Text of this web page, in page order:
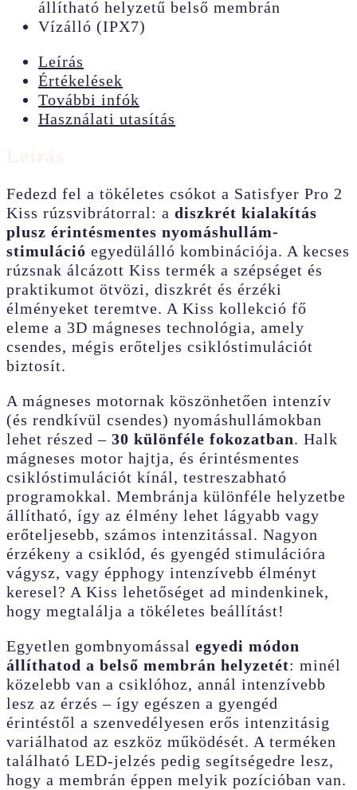
állítható helyzetű belső membrán
Vízálló (IPX7)
Leírás
Értékelések
További infók
Használati utasítás
Fedezd fel a tökéletes csókot a Satisfyer Pro 2
Kiss rúzsvibrátorral: a diszkrét kialakítás
plusz érintésmentes nyomáshullám-
stimuláció egyedülálló kombinációja. A kecses
rúzsnak álcázott Kiss termék a szépséget és
praktikumot ötvözi, diszkrét és érzéki
élményeket teremtve. A Kiss kollekció fő
eleme a 3D mágneses technológia, amely
csendes, mégis erőteljes csiklóstimulációt
biztosít.
A mágneses motornak köszönhetően intenzív
(és rendkívül csendes) nyomáshullámokban
lehet részed – 30 különféle fokozatban. Halk
mágneses motor hajtja, és érintésmentes
csiklóstimulációt kínál, testreszabható
programokkal. Membránja különféle helyzetbe
állítható, így az élmény lehet lágyabb vagy
erőteljesebb, számos intenzitással. Nagyon
érzékeny a csiklód, és gyengéd stimulációra
vágysz, vagy épphogy intenzívebb élményt
keresel? A Kiss lehetőséget ad mindenkinek,
hogy megtalálja a tökéletes beállítást!
Egyetlen gombnyomással egyedi módon
állíthatod a belső membrán helyzetét: minél
közelebb van a csiklóhoz, annál intenzívebb
lesz az érzés – így egészen a gyengéd
érintéstől a szenvedélyesen erős intenzitásig
variálhatod az eszköz működését. A terméken
található LED-jelzés pedig segítségedre lesz,
hogy a membrán éppen melyik pozícióban van.